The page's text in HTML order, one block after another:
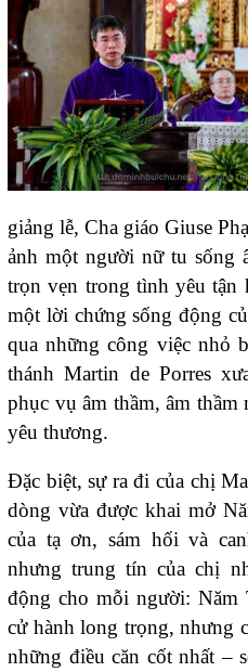
giảng lễ, Cha giáoGiuse
ảnh một người nữ tu sống
trọn vẹn trong tình yêu tận
một lời chứng sống động
qua những công việc nhỏ
thánhMartin de Porres
phục vụ âm thầm, âm thầm
yêu thương.
Đặc biệt, sự ra đi của chị
dòng vừa được khai mở
của tạ ơn, sám hối và
nhưng trung tín của chị
động cho mỗi người: Năm
cử hành long trọng, nhưng
những điều căn cốt nhất –